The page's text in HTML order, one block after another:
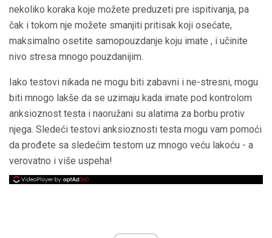
nekoliko koraka koje možete preduzeti pre ispitivanja, pa
čak i tokom nje možete smanjiti pritisak koji osećate,
maksimalno osetite samopouzdanje koju imate , i učinite
nivo stresa mnogo pouzdanijim.
Iako testovi nikada ne mogu biti zabavni i ne-stresni, mogu
biti mnogo lakše da se uzimaju kada imate pod kontrolom
anksioznost testa i naoružani su alatima za borbu protiv
njega. Sledeći testovi anksioznosti testa mogu vam pomoći
da prođete sa sledećim testom uz mnogo veću lakoću - a
verovatno i više uspeha!